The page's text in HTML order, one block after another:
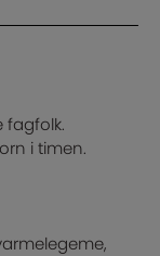
fagfolk.
i timen.